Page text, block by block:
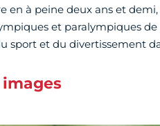
en à peine deux ans et
et paralympiques
sport et du divertissement